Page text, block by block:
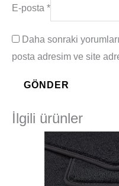
E-posta *
Daha sonraki
posta adresim ve site
İlgili ürünler